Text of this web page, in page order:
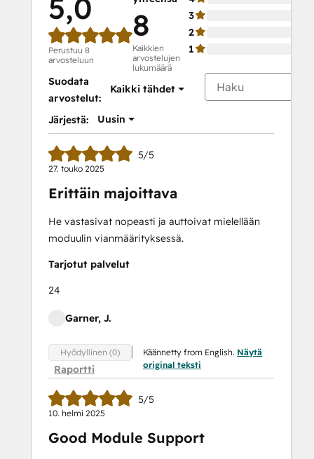
5,0
Perustuu 8
arvosteluun
8
Kaikkien
arvostelujen
lukumäärä
3
2
1
Suodata
arvostelut:
Kaikki tähdet
Järjestä: Uusin
5/5
27. touko 2025
Erittäin majoittava
He vastasivat nopeasti ja auttoivat mielellään
moduulin vianmäärityksessä.
Tarjotut palvelut
24
Garner, J.
Hyödyllinen (0)
Raportti
Käännetty from English. Näytä
original teksti
5/5
10. helmi 2025
Good Module Support